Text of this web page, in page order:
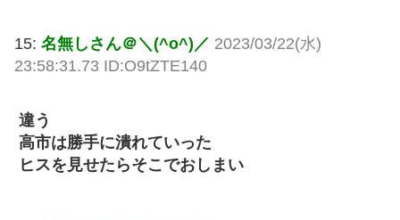
15: 名無しさん＠＼(^o^)／ 2023/03/22(水)
23:58:31.73 ID:O9tZTE140
違う
高市は勝手に潰れていった
ヒスを見せたらそこでおしまい